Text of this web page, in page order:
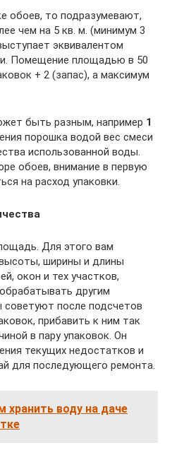
обоев, то подразумевают,
чем на 5 кв. м. (минимум 3
эквивалентом
Помещение площадью в 50
+ 2 (запас), а максимум
быть разным, например 1
порошка водой вес смеси
использованной воды.
обоев, внимание в первую
на расход упаковки.
Для этого вам
ширины и длины
окон и тех участков,
другим
после подсчетов
прибавить к ним так
в пару упаковок. Он
текущих недостатков и
для последующего ремонта.
хранить воду на даче